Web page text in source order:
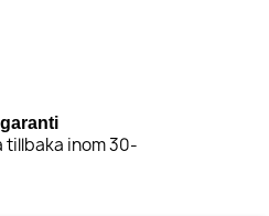
tillbaka inom 30-